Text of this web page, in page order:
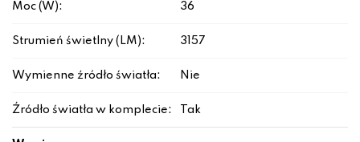
Moc (W): 36
Strumień świetlny (LM): 3157
Wymienne źródło światła: Nie
Źródło światła w komplecie: Tak